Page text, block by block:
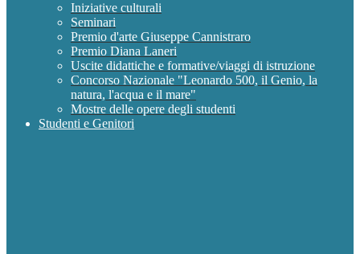
Iniziative culturali
Seminari
Premio d'arte Giuseppe Cannistraro
Premio Diana Laneri
Uscite didattiche e formative/viaggi di istruzione
Concorso Nazionale "Leonardo 500, il Genio, la
natura, l'acqua e il mare"
Mostre delle opere degli studenti
Studenti e Genitori